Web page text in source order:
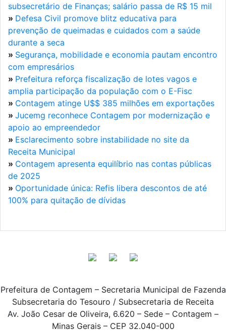
subsecretário de Finanças; salário passa de R$ 15 mil
» Defesa Civil promove blitz educativa para
prevenção de queimadas e cuidados com a saúde
durante a seca
» Segurança, mobilidade e economia pautam encontro
com empresários
» Prefeitura reforça fiscalização de lotes vagos e
amplia participação da população com o E-Fisc
» Contagem atinge U$$ 385 milhões em exportações
» Jucemg reconhece Contagem por modernização e
apoio ao empreendedor
» Esclarecimento sobre instabilidade no site da
Receita Municipal
» Contagem apresenta equilíbrio nas contas públicas
de 2025
» Oportunidade única: Refis libera descontos de até
100% para quitação de dívidas
Prefeitura de Contagem – Secretaria Municipal de Fazenda
Subsecretaria do Tesouro / Subsecretaria de Receita
Av. João Cesar de Oliveira, 6.620 – Sede – Contagem –
Minas Gerais – CEP 32.040-000